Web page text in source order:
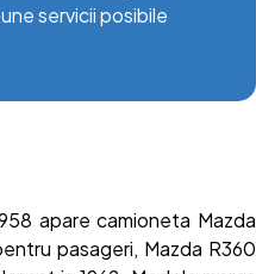
servicii posibile
apare camioneta Mazda
pasageri, Mazda R360